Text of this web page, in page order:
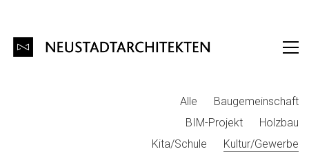
Alle
Baugemeinschaft
BIM-Projekt
Holzbau
Kita/Schule
Kultur/Gewerbe